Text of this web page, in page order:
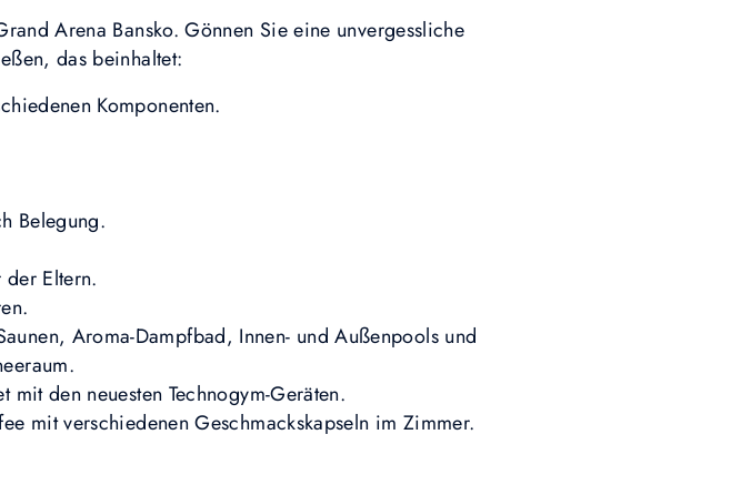
Arena Bansko. Gönnen Sie eine unvergessliche
das beinhaltet:
Komponenten.
Belegung.
Eltern.
Aroma-Dampfbad, Innen- und Außenpools und
den neuesten Technogym-Geräten.
mit verschiedenen Geschmackskapseln im Zimmer.